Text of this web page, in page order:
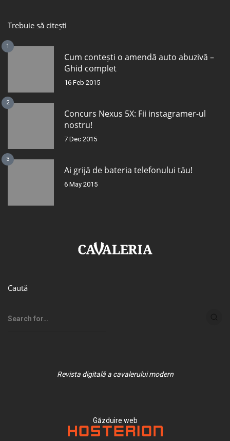
Trebuie să citești
1
Cum contești o amendă auto abuzivă –
Ghid complet
16 Feb 2015
2
Concurs Nexus 5X: Fii instagramer-ul
nostru!
7 Dec 2015
3
Ai grijă de bateria telefonului tău!
6 May 2015
Caută
Revista digitală a cavalerului modern
Găzduire web